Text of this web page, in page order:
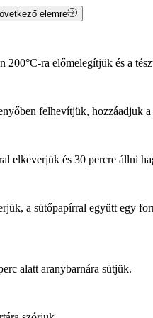
elemre
200°C-ra előmelegítjük és a
felhevítjük, hozzáadjuk
elkeverjük és 30 percre állni
a sütőpapírral együtt egy
alatt aranybarnára sütjük.